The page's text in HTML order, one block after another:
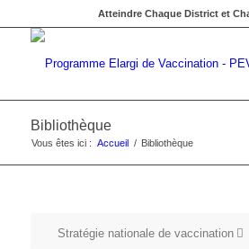
Atteindre Chaque District et
Bibliothèque
Vous êtes ici : Accueil / Bibliothèque
Stratégie nationale de vaccination